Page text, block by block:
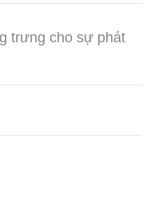
trưng cho sự phát